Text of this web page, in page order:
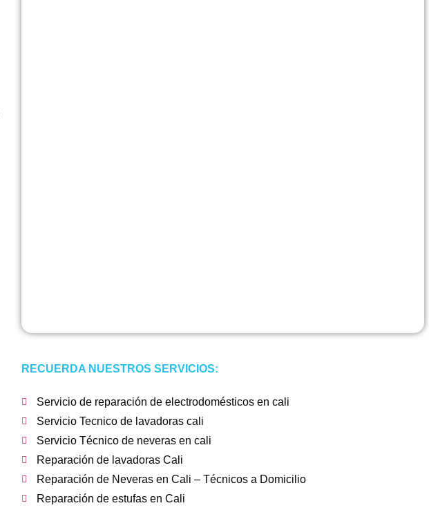
RECUERDA NUESTROS SERVICIOS:
Servicio de reparación de electrodomésticos en cali
Servicio Tecnico de lavadoras cali
Servicio Técnico de neveras en cali
Reparación de lavadoras Cali
Reparación de Neveras en Cali – Técnicos a Domicilio
Reparación de estufas en Cali